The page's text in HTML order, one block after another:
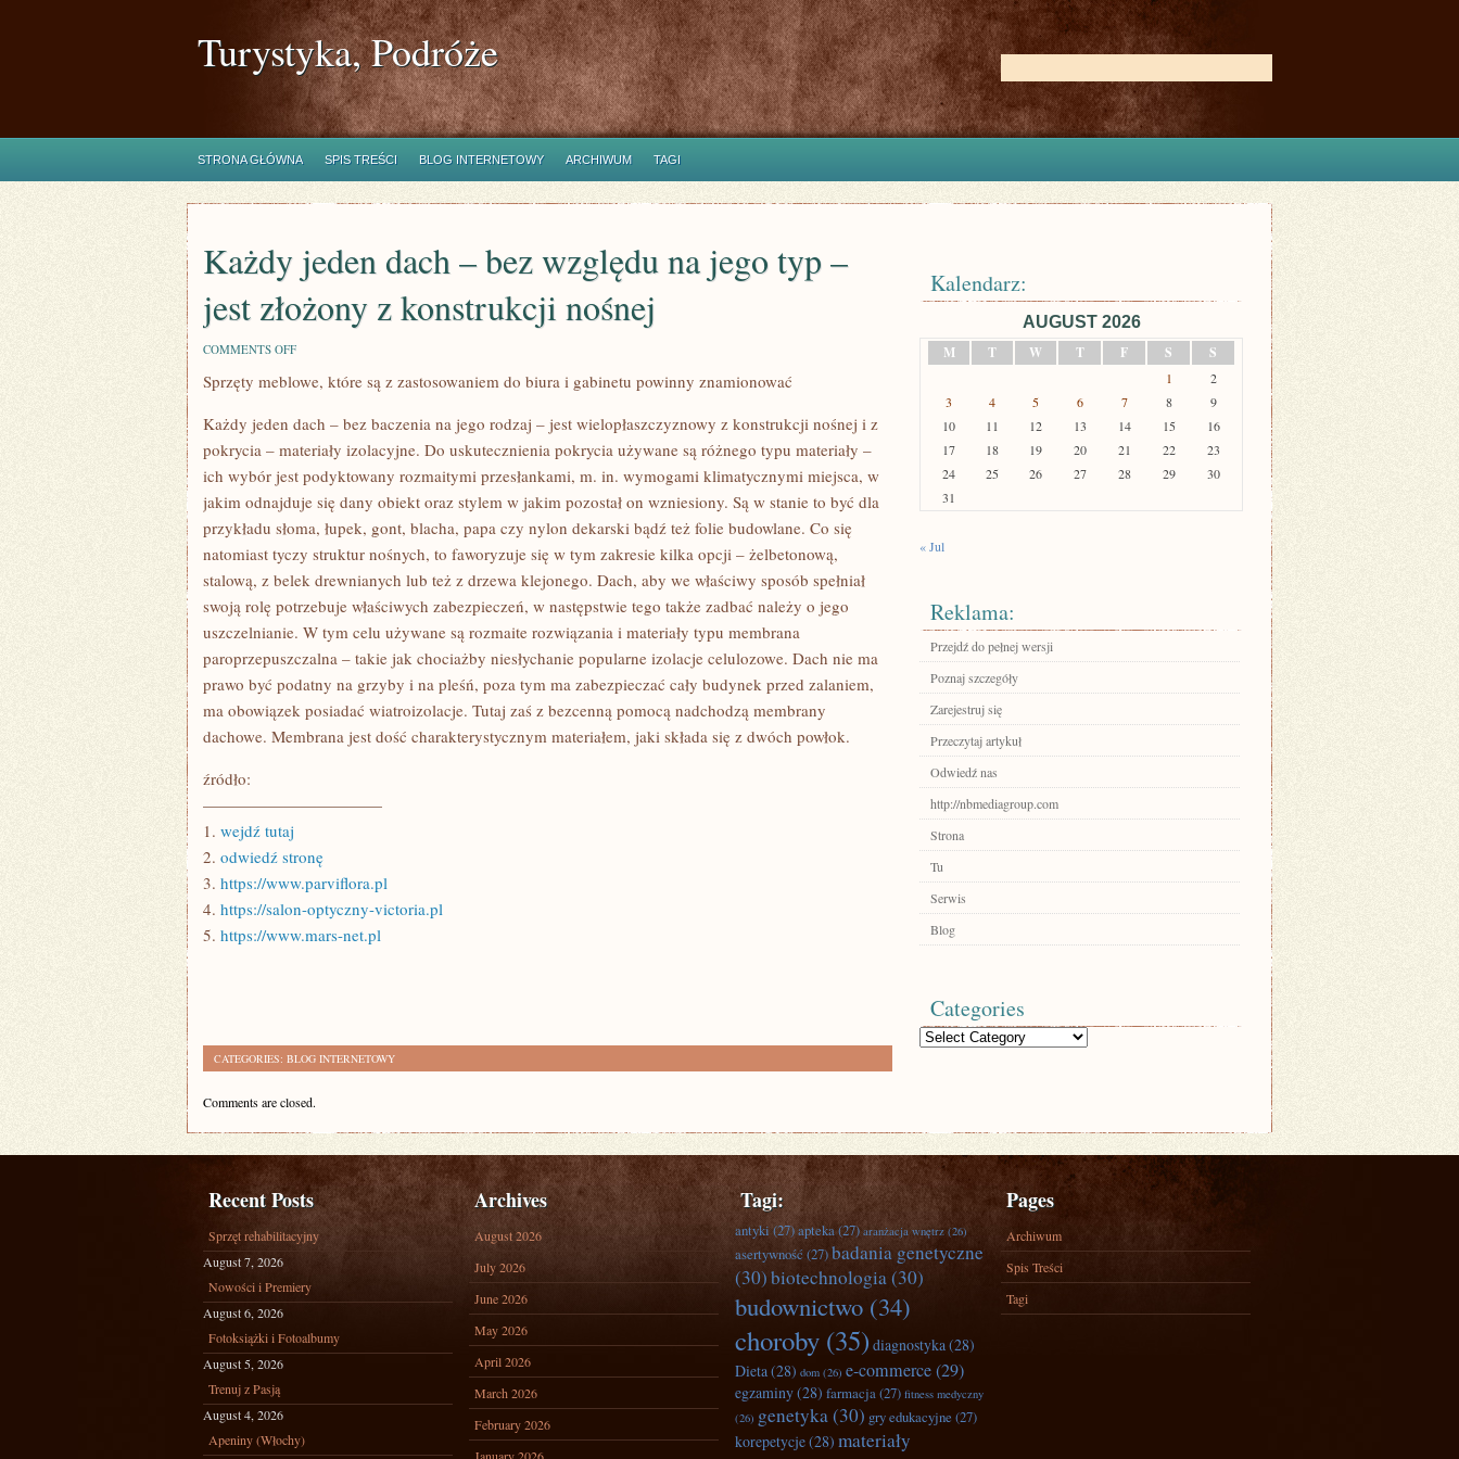
Turystyka, Podróże
STRONA GŁÓWNA SPIS TREŚCI BLOG INTERNETOWY ARCHIWUM TAGI
Każdy jeden dach – bez względu na jego typ –
jest złożony z konstrukcji nośnej
COMMENTS OFFON
JEDEN
BEZ
WZGLĘDU
JEGO
TYP
–
JEST
Z
KONSTRUKCJI
Sprzęty meblowe, które są z zastosowaniem do biura i gabinetu powinny znamionować
Każdy jeden dach – bez baczenia na jego rodzaj – jest wielopłaszczyznowy z konstrukcji nośnej i z
pokrycia – materiały izolacyjne. Do uskutecznienia pokrycia używane są różnego typu materiały –
ich wybór jest podyktowany rozmaitymi przesłankami, m. in. wymogami klimatycznymi miejsca, w
jakim odnajduje się dany obiekt oraz stylem w jakim pozostał on wzniesiony. Są w stanie to być dla
przykładu słoma, łupek, gont, blacha, papa czy nylon dekarski bądź też folie budowlane. Co się
natomiast tyczy struktur nośnych, to faworyzuje się w tym zakresie kilka opcji – żelbetonową,
stalową, z belek drewnianych lub też z drzewa klejonego. Dach, aby we właściwy sposób spełniał
swoją rolę potrzebuje właściwych zabezpieczeń, w następstwie tego także zadbać należy o jego
uszczelnianie. W tym celu używane są rozmaite rozwiązania i materiały typu membrana
paroprzepuszczalna – takie jak chociażby niesłychanie popularne izolacje celulozowe. Dach nie ma
prawo być podatny na grzyby i na pleśń, poza tym ma zabezpieczać cały budynek przed zalaniem,
ma obowiązek posiadać wiatroizolacje. Tutaj zaś z bezcenną pomocą nadchodzą membrany
dachowe. Membrana jest dość charakterystycznym materiałem, jaki składa się z dwóch powłok.
źródło:
———————————
1. wejdź tutaj
2. odwiedź stronę
3. https://www.parviflora.pl
4. https://salon-optyczny-victoria.pl
5. https://www.mars-net.pl
CATEGORIES: BLOG INTERNETOWY
Comments are closed.
Kalendarz:
AUGUST 2026
M
T W T F S S
1
2
3
4 5 6 7 8
9
10
11 12 13 14 15
16
17
18 19 20 21 22
23
24
25 26 27 28 29
30
31
« Jul
Reklama:
Przejdź do pełnej wersji
Poznaj szczegóły
Zarejestruj się
Przeczytaj artykuł
Odwiedź nas
http://nbmediagroup.com
Strona
Tu
Serwis
Blog
Categories
Categories
Recent Posts
Sprzęt rehabilitacyjny
August 7, 2026
Nowości i Premiery
August 6, 2026
Fotoksiążki i Fotoalbumy
August 5, 2026
Trenuj z Pasją
August 4, 2026
Apeniny (Włochy)
Archives
August 2026
July 2026
June 2026
May 2026
April 2026
March 2026
February 2026
Tagi:
antyki(27)apteka(27) aranżacja wnętrz (26)
asertywność (27)badania genetyczne
(30)biotechnologia(30)
budownictwo (34)
choroby (35) diagnostyka(28)
Dieta(28) dom (26) e-commerce(29)
egzaminy(28) farmacja(27) fitness medyczny
(26) genetyka(30) gry edukacyjne (27)
korepetycje(28) materiały
Pages
Archiwum
Spis Treści
Tagi